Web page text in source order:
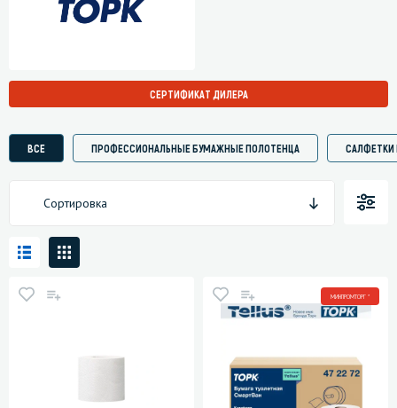
СЕРТИФИКАТ ДИЛЕРА
ВСЕ ПРОФЕССИОНАЛЬНЫЕ БУМАЖНЫЕ ПОЛОТЕНЦА САЛФЕТКИ
Сортировка
МИНПРОМТОРГ *